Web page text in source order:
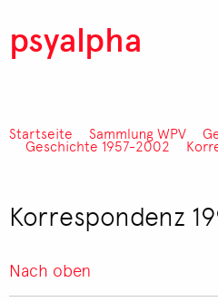
psyalpha
Pfadnavigation
Startseite Sammlung WPV
Geschichte 1957-2002
Korrespondenz
Nach oben